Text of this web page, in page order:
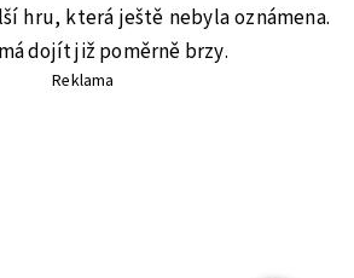
hru, která ještě nebyla oznámena.
dojít již poměrně brzy.
Reklama